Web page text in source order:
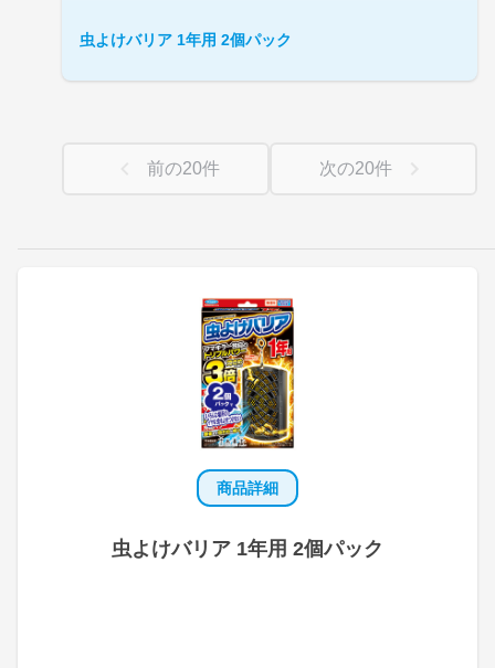
商品詳細
虫よけバリア 1年用 2個パック
虫よけバリア 1年用 2個パック
前の20件 次の20件